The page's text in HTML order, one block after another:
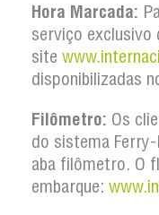
Hora Marcada:
serviço exclusivo
site
disponibilizadas
Filômetro: Os
do sistema
aba filômetro. O
embarque: